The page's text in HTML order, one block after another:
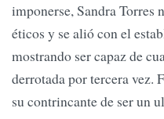
imponerse, Sandra
éticos y se alió con el
mostrando ser capaz de
derrotada por tercera vez.
su contrincante de ser un